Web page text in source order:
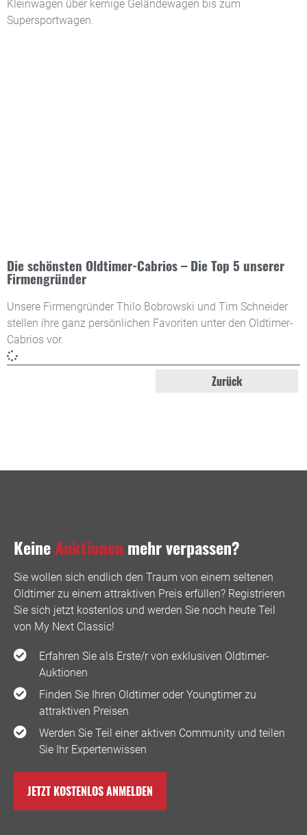
Kleinwagen über kernige Geländewagen bis zum
Supersportwagen.
Die schönsten Oldtimer-Cabrios – Die Top 5 unserer
Firmengründer
Unsere Firmengründer Thilo Bobrowski und Tim Schneider
stellen ihre ganz persönlichen Favoriten unter den Oldtimer-
Cabrios vor.
Zurück
KeineAuktionen mehr verpassen?
Sie wollen sich endlich den Traum von einem seltenen
Oldtimer zu einem attraktiven Preis erfüllen? Registrieren
Sie sich jetzt kostenlos und werden Sie noch heute Teil
von My Next Classic! ️
Erfahren Sie als Erste/r von exklusiven Oldtimer-
Auktionen
Finden Sie Ihren Oldtimer oder Youngtimer zu
attraktiven Preisen
Werden Sie Teil einer aktiven Community und teilen
Sie Ihr Expertenwissen
JETZT KOSTENLOS ANMELDEN